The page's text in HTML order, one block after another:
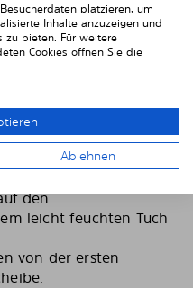
Handschuhe an,
zu
den
leicht feuchten Tuch
von der ersten
platzieren, um
Inhalte anzuzeigen und
zu bieten. Für weitere
Cookies öffnen Sie die
Ablehnen